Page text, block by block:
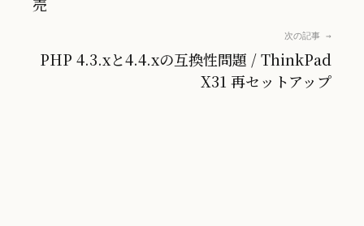
次の記事 →
PHP 4.3.xと4.4.xの互換性問題 / ThinkPad
X31 再セットアップ